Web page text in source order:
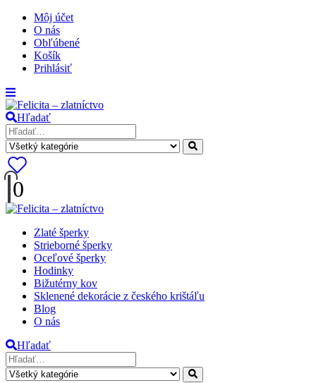
Môj účet
O nás
Obľúbené
Košík
Prihlásiť
Hľadať
0
Zlaté šperky
Strieborné šperky
Oceľové šperky
Hodinky
Bižutérny kov
Sklenené dekorácie z českého krištáľu
Blog
O nás
Hľadať